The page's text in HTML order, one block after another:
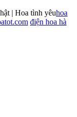
| Hoa tình yêuhoa
điện hoa hà